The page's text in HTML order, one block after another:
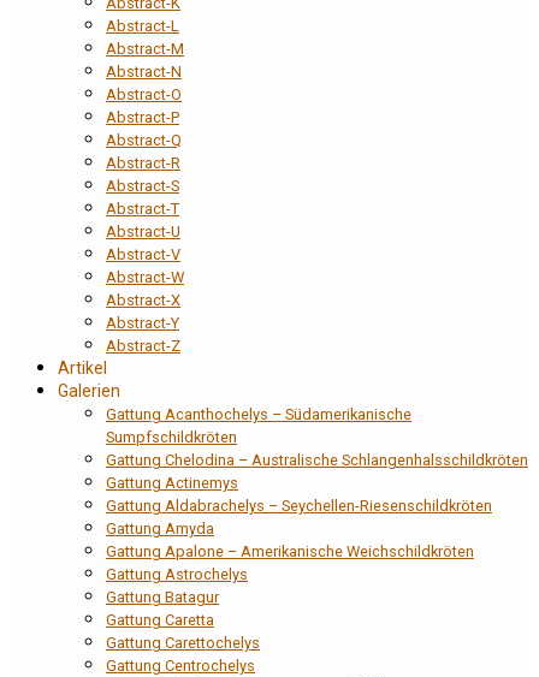
Abstract-L
Abstract-M
Abstract-N
Abstract-O
Abstract-P
Abstract-Q
Abstract-R
Abstract-S
Abstract-T
Abstract-U
Abstract-V
Abstract-W
Abstract-X
Abstract-Y
Abstract-Z
Artikel
Galerien
Gattung Acanthochelys – Südamerikanische
Sumpfschildkröten
Gattung Chelodina – Australische Schlangenhalsschildkröten
Gattung Actinemys
Gattung Aldabrachelys – Seychellen-Riesenschildkröten
Gattung Amyda
Gattung Apalone – Amerikanische Weichschildkröten
Gattung Astrochelys
Gattung Batagur
Gattung Caretta
Gattung Carettochelys
Gattung Centrochelys